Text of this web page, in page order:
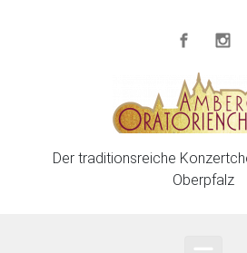
Der traditionsreiche
Oberpfalz